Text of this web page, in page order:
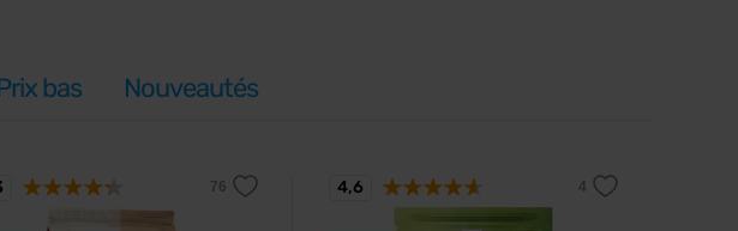
bas Nouveautés
4,6